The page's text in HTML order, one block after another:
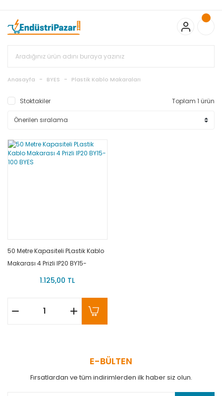
Bayonet J Tip Termokupul Ürünlerinde 50 Adet Alımlarda
Sepette Ekstra %5 İskonto...
50.000,00TL ve Üzeri EMKO Ürünleri
Alışverişlerinizde Sepette %5 EK İNDİRİM...
%15 İskonto... 50.000,00TL ve Üzeri GEMO Ürünleri
Alışverişlerinizde Sepette %3 EK İNDİRİM...
Standart Bayonet J Tip Termokupul Ürünlerinde 100 Adet
Anasayfa BYES Plastik Kablo Makaraları
Stoktakiler Toplam 1 ürün
50 Metre Kapasiteli PLastik Kablo
Makarası 4 Prizli IP20 BY15-
1.125,00 TL
E-BÜLTEN
Fırsatlardan ve tüm indirimlerden ilk haber siz olun.